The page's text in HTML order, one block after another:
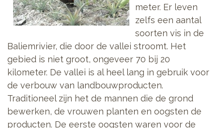
meter. Er leven
zelfs een aantal
soorten vis in de
Baliemrivier, die door de vallei stroomt. Het
gebied is niet groot, ongeveer 70 bij 20
kilometer. De vallei is al heel lang in gebruik voor
de verbouw van landbouwproducten.
Traditioneel zijn het de mannen die de grond
bewerken, de vrouwen planten en oogsten de
producten. De eerste oogsten waren voor de